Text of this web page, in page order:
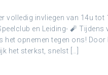
volledig invliegen van 14u tot
en Leiding- 🧨 Tijdens
het opnemen tegen ons!
het sterkst, snelst […]